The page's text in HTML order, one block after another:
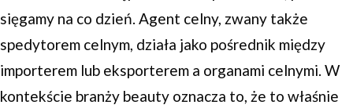
sięgamy na co dzień. Agent celny, zwany także
spedytorem celnym, działa jako pośrednik między
importerem lub eksporterem a organami celnymi. W
kontekście branży beauty oznacza to, że to właśnie